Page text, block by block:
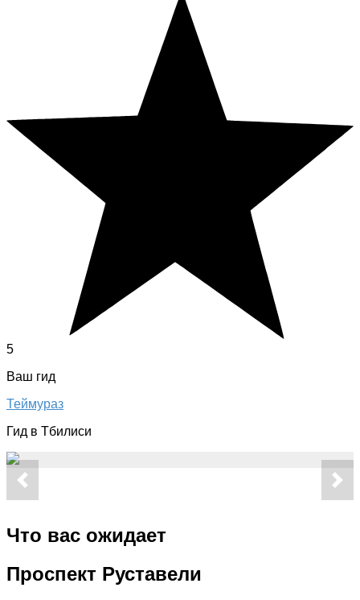
5
Ваш гид
Теймураз
Гид в Тбилиси
Что вас ожидает
Проспект Руставели